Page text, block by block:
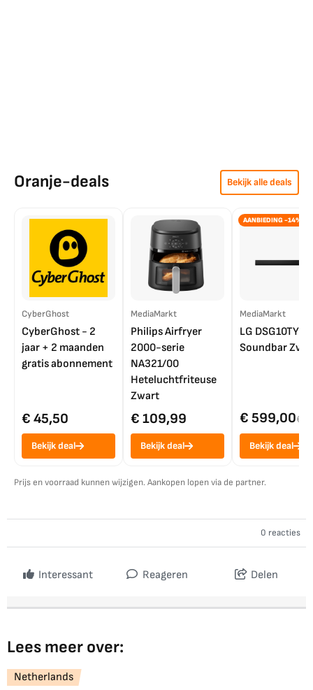
Oranje-deals Bekijk alle deals
CyberGhost
CyberGhost - 2
jaar + 2 maanden
gratis abonnement
€ 45,50
Bekijk deal
MediaMarkt
Philips Airfryer
2000-serie
NA321/00
Heteluchtfriteuse
Zwart
€ 109,99
Bekijk deal
AANBIEDING -14%
MediaMarkt
LG DSG10TY
Soundbar
€ 599,00€
Bekijk deal
Prijs en voorraad kunnen wijzigen. Aankopen lopen via de partner.
0 reacties
Interessant Reageren Delen
Lees meer over:
Netherlands